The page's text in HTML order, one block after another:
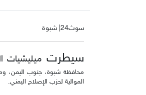
سوث24| شبوة
سيطرتميليشيات
محافظة شبوة، جنوب اليمن،
الموالية لحزب الإصلاح اليمني.